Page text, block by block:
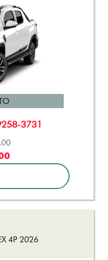
3731
4P 2026